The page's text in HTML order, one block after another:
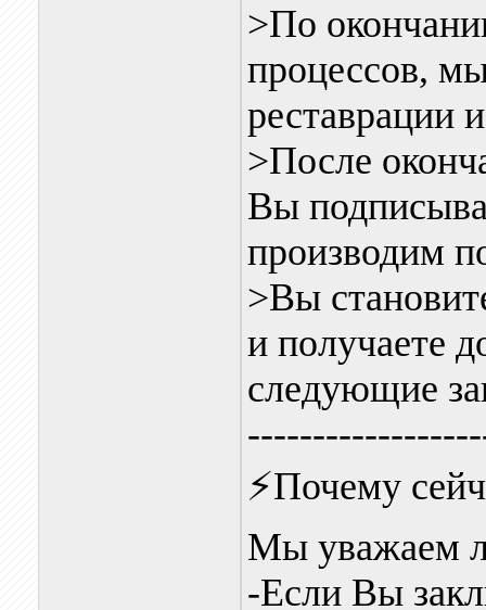
>По
процессов,
реставрации
>После
Вы
производим
>Вы
и получаете
следующие
⚡️Почему
Мы уважаем
-Если Вы